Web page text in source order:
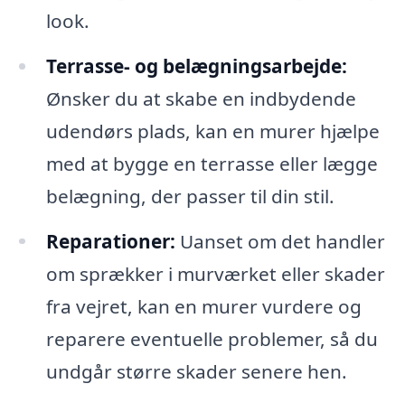
look.
Terrasse- og belægningsarbejde:
Ønsker du at skabe en indbydende
udendørs plads, kan en murer hjælpe
med at bygge en terrasse eller lægge
belægning, der passer til din stil.
Reparationer: Uanset om det handler
om sprækker i murværket eller skader
fra vejret, kan en murer vurdere og
reparere eventuelle problemer, så du
undgår større skader senere hen.